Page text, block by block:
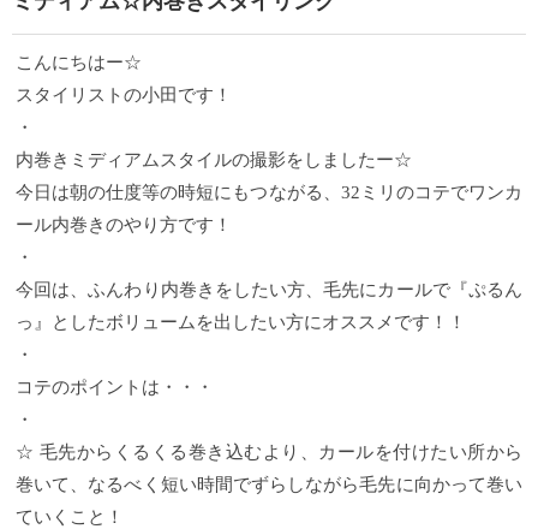
こんにちはー☆
スタイリストの小田です！
・
内巻きミディアムスタイルの撮影をしましたー☆
今日は朝の仕度等の時短にもつながる、32ミリのコテでワンカ
ール内巻きのやり方です！
・
今回は、ふんわり内巻きをしたい方、毛先にカールで『ぷるん
っ』としたボリュームを出したい方にオススメです！！
・
コテのポイントは・・・
・
☆ 毛先からくるくる巻き込むより、カールを付けたい所から
巻いて、なるべく短い時間でずらしながら毛先に向かって巻い
ていくこと！